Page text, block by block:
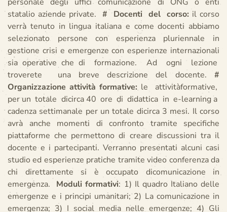
statalio aziende private. # Docenti del corso: il corso
verrà tenuto in lingua italiana e come docenti abbiamo
selezionato persone con esperienza pluriennale in
gestione crisi e emergenze con esperienze internazionali
sia operative che di formazione. Ad ogni lezione
troverete una breve descrizione del docente. #
Organizzazione attività formative: le attivitàformative,
per un totale dicirca 40 ore di didattica in e-learning a
cadenza settimanale per un totale dicirca 3 mesi. Il corso
avrà anche momenti di confronto tramite specifiche
piattaforme che permettono di creare discussioni tra il
docente e i partecipanti. Verranno presentati alcuni casi
studio ed esperienze pratiche tramite video conferenza da
chi direttamente si è occupato dicomunicazione in
emergenza.
Moduli formativi: 1) Il quadro Italiano delle
emergenze e i principi umanitari; 2) La comunicazione in
emergenza; 3) I social media nelle emergenze; 4) Gli